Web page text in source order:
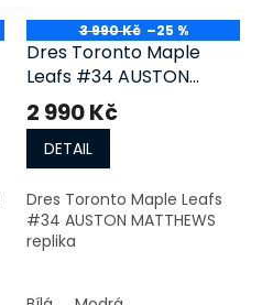
3 990 Kč –25 %
Dres Toronto Maple
Leafs #34 AUSTON
MATTHEWS replika
2 990 Kč
DETAIL
Dres Toronto Maple Leafs
#34 AUSTON MATTHEWS
replika